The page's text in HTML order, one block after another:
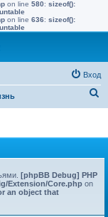
on line 580: sizeof():
on line 636: sizeof():
Вход
[phpBB Debug] PHP
Extension/Core.php on
an object that